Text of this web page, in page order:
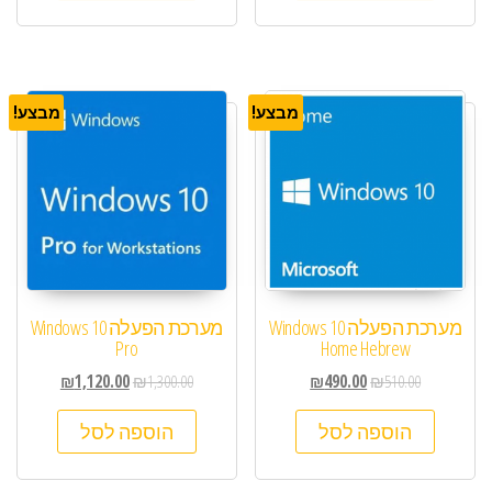
מבצע!
מערכת הפעלה Windows 10
Home Hebrew
₪510.00
₪490.00
הוספה לסל
מבצע!
מערכת הפעלה Windows 10
Pro
₪1,300.00
₪1,120.00
הוספה לסל